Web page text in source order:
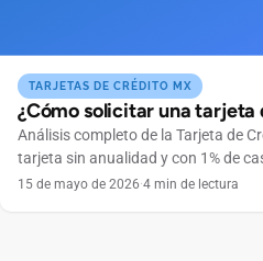
TARJETAS DE CRÉDITO MX
¿Cómo solicitar una tarjeta
Análisis completo de la Tarjeta de
tarjeta sin anualidad y con 1% de
cobra anualidad, se maneja por
15 de mayo de 2026·4 min de lectura